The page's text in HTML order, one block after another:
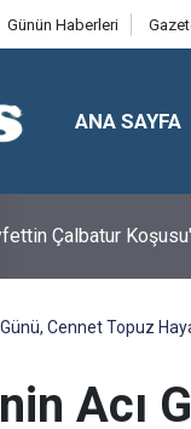
Günün Haberleri
ANA SAYFA
Çalbatur
Günü, Cennet Topuz
Acı